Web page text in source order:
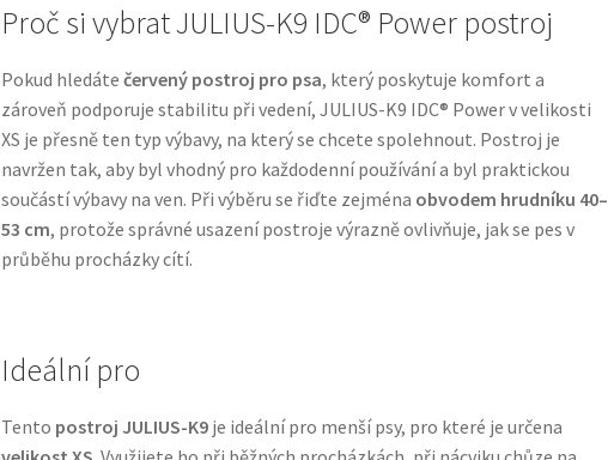
Proč si vybrat JULIUS-K9 IDC® Power postroj
Pokud hledáte červený postroj pro psa, který poskytuje komfort a
zároveň podporuje stabilitu při vedení, JULIUS-K9 IDC® Power v velikosti
XS je přesně ten typ výbavy, na který se chcete spolehnout. Postroj je
navržen tak, aby byl vhodný pro každodenní používání a byl praktickou
součástí výbavy na ven. Při výběru se řiďte zejména obvodem hrudníku 40–
53 cm, protože správné usazení postroje výrazně ovlivňuje, jak se pes v
průběhu procházky cítí.
Ideální pro
Tento postroj JULIUS-K9je ideální pro menší psy, pro které je určena